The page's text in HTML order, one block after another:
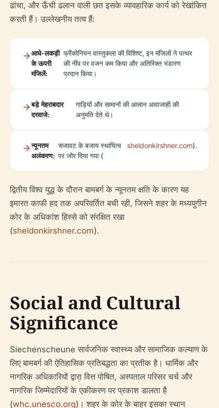
ढांचा, और ऊँची ढलान वाली छत इसके व्यावहारिक कार्य को रेखांकित
करती हैं। उल्लेखनीय तत्व हैं:
आधे-लकड़ी
के ऊपरी
मंजिलें:
फ्रैंकोनियन वास्तुकला की विशिष्ट, इन मंजिलों ने पत्थर
की नींव पर वजन कम किया और अतिरिक्त भंडारण
प्रदान किया।
बड़े मेहराबदार
दरवाजे:
गाड़ियों और सामानों की आसान आवाजाही की
अनुमति देते थे।
न्यूनतम
अलंकरण:
सजावट के बजाय स्थायित्व
पर जोर दिया गया (
sheldonkirshner.com).
द्वितीय विश्व युद्ध के दौरान बामबर्ग के न्यूनतम क्षति के कारण यह
इमारत काफी हद तक अपरिवर्तित बची रही, जिसने शहर के मध्ययुगीन
कोर के अधिकांश हिस्से को संरक्षित रखा
(sheldonkirshner.com).
Social and Cultural
Significance
Siechenscheune सार्वजनिक स्वास्थ्य और सामाजिक कल्याण के
लिए बामबर्ग की ऐतिहासिक प्रतिबद्धता का प्रतीक है। धार्मिक और
नागरिक अधिकारियों द्वारा वित्त पोषित, अस्पताल परिसर चर्च और
नागरिक जिम्मेदारियों के एकीकरण पर प्रकाश डालता है
(whc.unesco.org)। शहर के कोर के बाहर इसका स्थान